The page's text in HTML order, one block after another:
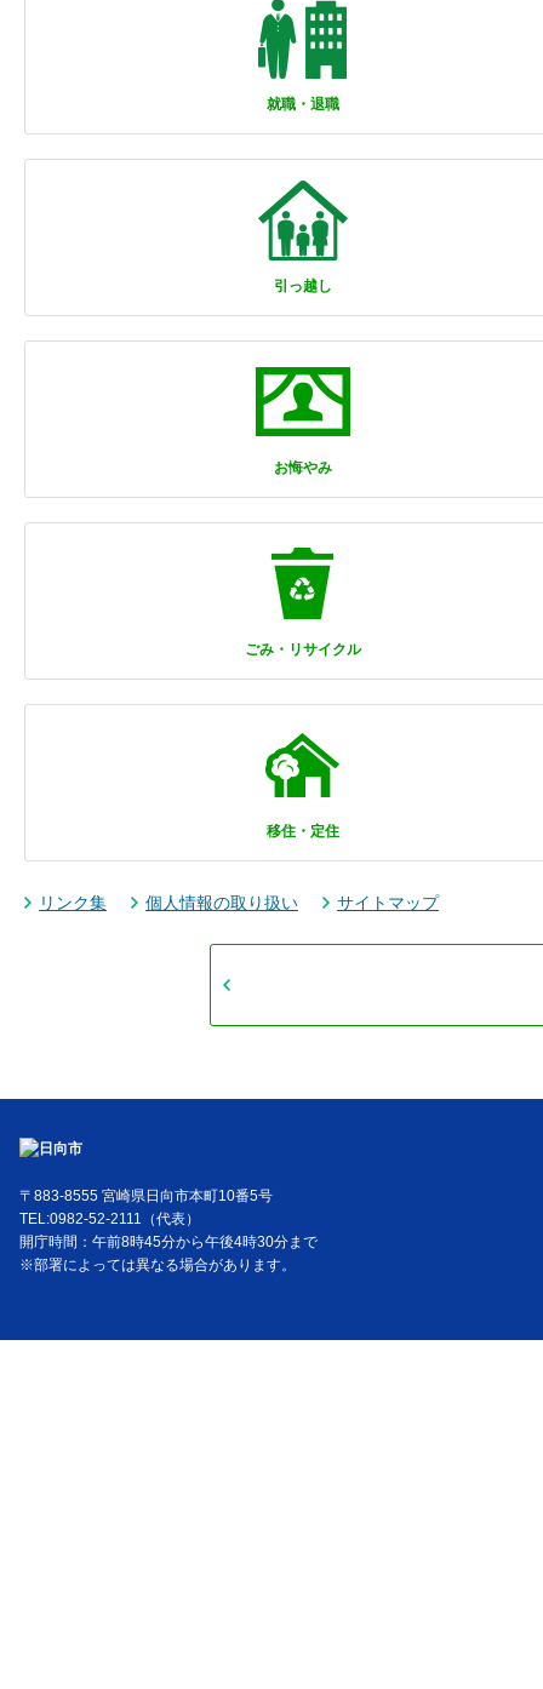
就職・退職
引っ越し
お悔やみ
ごみ・リサイクル
移住・定住
リンク集 個人情報の取り扱い サイトマップ
〒883-8555 宮崎県日向市本町10番5号
TEL:0982-52-2111（代表）
開庁時間：午前8時45分から午後4時30分まで
※部署によっては異なる場合があります。